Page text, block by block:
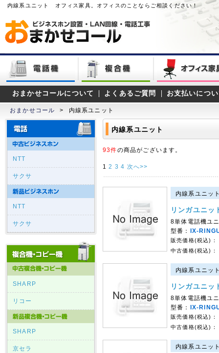
内線系ユニット オフィス家具。オフィスのことならご相談ください！
おまかせコールについて よくあるご質問 お支払いにつ
おまかせコール > 内線系ユニット
NTT
サクサ
NTT
サクサ
SHARP
リコー
SHARP
京セラ
内線系ユニット
93件の商品がございます。
1 2 3 4 次へ>>
内線系ユニッ
リンガユニッ
8単体電話機ユ
型番：
IX-
販売価格(税込)：
中古価格(税込)：
内線系ユニッ
リンガユニッ
8単体電話機ユ
型番：
IX-
販売価格(税込)：
中古価格(税込)：
内線系ユニッ